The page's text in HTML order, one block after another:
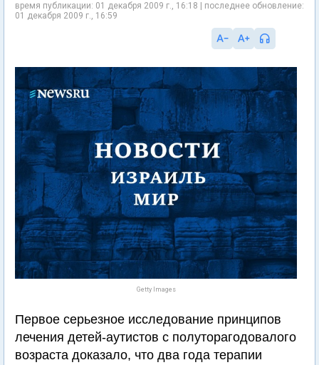
время публикации: 01 декабря 2009 г., 16:18 | последнее обновление:
01 декабря 2009 г., 16:59
Getty Images
Первое серьезное исследование принципов
лечения детей-аутистов с полуторагодовалого
возраста доказало, что два года терапии